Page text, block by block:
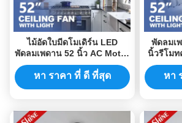
ไม้อัดใบมีดโมเดิร์น LED
พัดลมเพดาน 52 นิ้ว AC Motor
ใช้ในบ้าน
หา ราคา ที่ ดี ที่สุด
พัดลมเ
นิ้วรีโมท
หา